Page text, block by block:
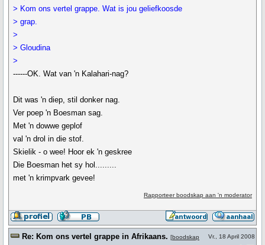
> Kom ons vertel grappe. Wat is jou geliefkoosde
> grap.
>
> Gloudina
>
------OK. Wat van 'n Kalahari-nag?
Dit was 'n diep, stil donker nag.
Ver poep 'n Boesman sag.
Met 'n dowwe geplof
val 'n drol in die stof.
Skielik - o wee! Hoor ek 'n geskree
Die Boesman het sy hol.........
met 'n krimpvark gevee!
Rapporteer boodskap aan 'n moderator
Re: Kom ons vertel grappe in Afrikaans. [boodskap
Vr., 18 April 2008